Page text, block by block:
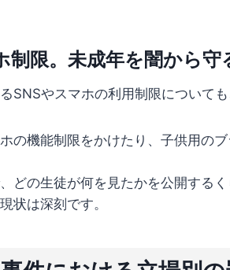
制限。未成年を闇から守
SNSやスマホの利用制限について
の機能制限をかけたり、子供用の
どの生徒が何を見たかを公開する
状は深刻です。